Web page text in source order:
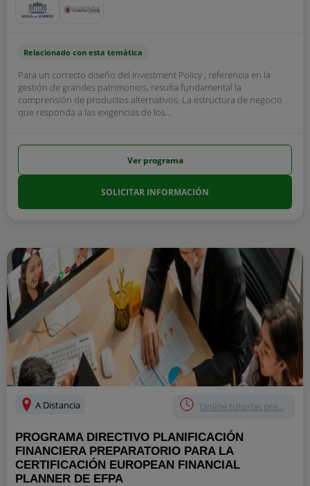
Relacionado con esta temática
Para un correcto diseño del Investment Policy , referencia en la
gestión de grandes patrimonios, resulta fundamental la
comprensión de productos alternativos. La estructura de negocio
que responda a las exigencias de los...
Ver programa
SOLICITAR INFORMACIÓN
A Distancia Online tutorías pre...
PROGRAMA DIRECTIVO PLANIFICACIÓN
FINANCIERA PREPARATORIO PARA LA
CERTIFICACIÓN EUROPEAN FINANCIAL
PLANNER DE EFPA